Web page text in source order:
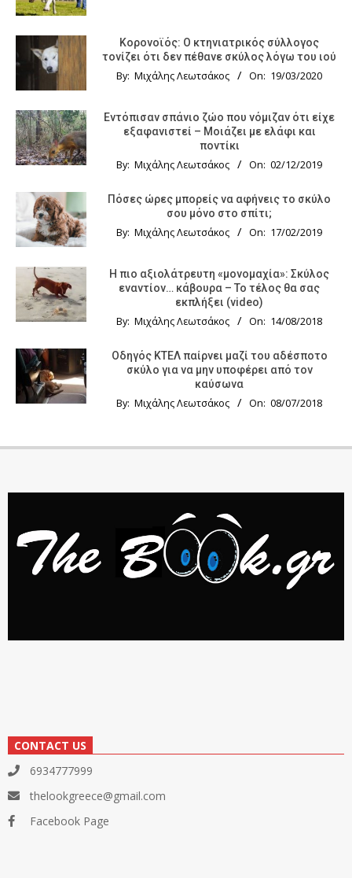
Κορονοϊός: Ο κτηνιατρικός σύλλογος
τονίζει ότι δεν πέθανε σκύλος λόγω του ιού
By: Μιχάλης Λεωτσάκος On: 19/03/2020
Εντόπισαν σπάνιο ζώο που νόμιζαν ότι είχε
εξαφανιστεί – Μοιάζει με ελάφι και
ποντίκι
By: Μιχάλης Λεωτσάκος On: 02/12/2019
Πόσες ώρες μπορείς να αφήνεις το σκύλο
σου μόνο στο σπίτι;
By: Μιχάλης Λεωτσάκος On: 17/02/2019
Η πιο αξιολάτρευτη «μονομαχία»: Σκύλος
εναντίον… κάβουρα – Το τέλος θα σας
εκπλήξει (video)
By: Μιχάλης Λεωτσάκος On: 14/08/2018
Οδηγός KTΕΛ παίρνει μαζί του αδέσποτο
σκύλο για να μην υποφέρει από τον
καύσωνα
By: Μιχάλης Λεωτσάκος On: 08/07/2018
CONTACT US
6934777999
thelookgreece@gmail.com
Facebook Page